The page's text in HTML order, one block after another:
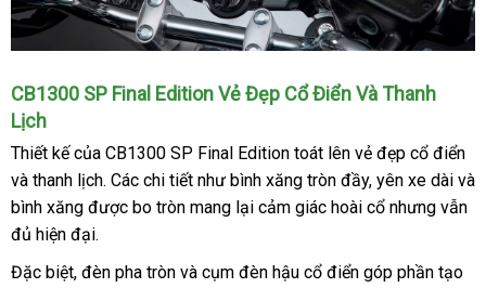
CB1300 SP Final Edition Vẻ Đẹp Cổ Điển Và Thanh
Lịch
Thiết kế của CB1300 SP Final Edition toát lên vẻ đẹp cổ điển
và thanh lịch. Các chi tiết như bình xăng tròn đầy, yên xe dài và
bình xăng được bo tròn mang lại cảm giác hoài cổ nhưng vẫn
đủ hiện đại.
Đặc biệt, đèn pha tròn và cụm đèn hậu cổ điển góp phần tạo